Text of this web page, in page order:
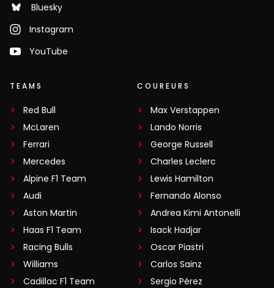
Bluesky
Instagram
YouTube
TEAMS
Red Bull
McLaren
Ferrari
Mercedes
Alpine F1 Team
Audi
Aston Martin
Haas F1 Team
Racing Bulls
Williams
Cadillac F1 Team
COUREURS
Max Verstappen
Lando Norris
George Russell
Charles Leclerc
Lewis Hamilton
Fernando Alonso
Andrea Kimi Antonelli
Isack Hadjar
Oscar Piastri
Carlos Sainz
Sergio Pérez